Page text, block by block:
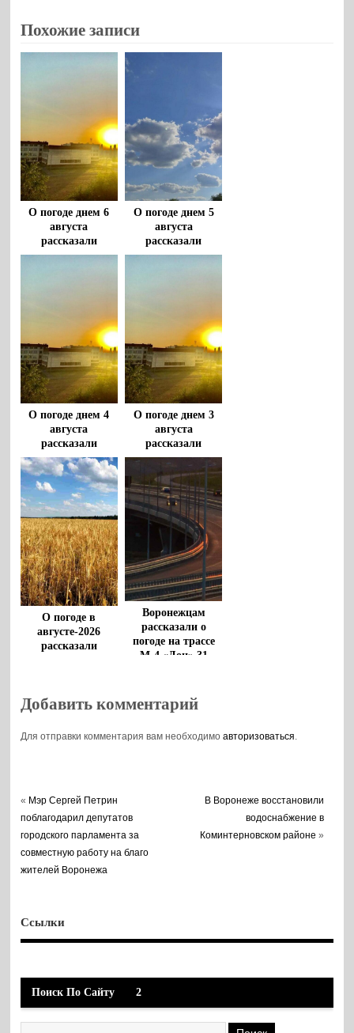
Похожие записи
О погоде днем 6
августа
рассказали
воронежцам
О погоде днем 5
августа
рассказали
воронежцам
О погоде днем 4
августа
рассказали
воронежцам
О погоде днем 3
августа
рассказали
воронежцам
О погоде в
августе-2026
рассказали
Воронежцам
рассказали о
погоде на трассе
М-4 «Дон» 31
Добавить комментарий
Для отправки комментария вам необходимоавторизоваться.
« Мэр Сергей Петрин
поблагодарил депутатов
городского парламента за
совместную работу на благо
жителей Воронежа
В Воронеже восстановили
водоснабжение в
Коминтерновском районе »
Ссылки
Поиск По Сайту 2